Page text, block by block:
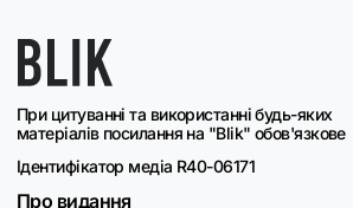
При цитуванні та використанні будь-яких
матеріалів посилання на "Blik" обов'язкове
Ідентифікатор медіа R40-06171
Про видання